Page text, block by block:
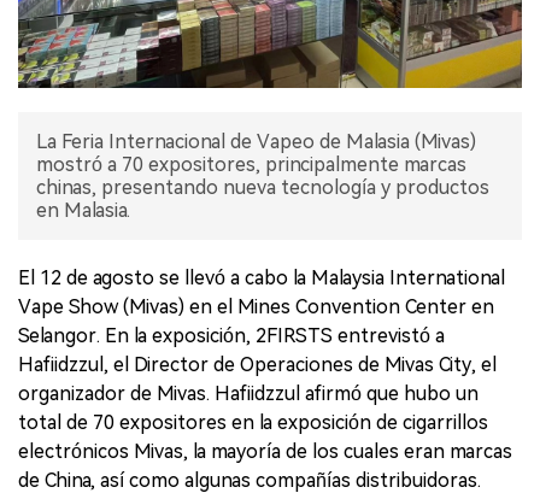
La Feria Internacional de Vapeo de Malasia (Mivas)
mostró a 70 expositores, principalmente marcas
chinas, presentando nueva tecnología y productos
en Malasia.
El 12 de agosto se llevó a cabo la Malaysia International
Vape Show (Mivas) en el Mines Convention Center en
Selangor. En la exposición, 2FIRSTS entrevistó a
Hafiidzzul, el Director de Operaciones de Mivas City, el
organizador de Mivas. Hafiidzzul afirmó que hubo un
total de 70 expositores en la exposición de cigarrillos
electrónicos Mivas, la mayoría de los cuales eran marcas
de China, así como algunas compañías distribuidoras.